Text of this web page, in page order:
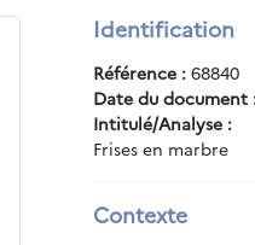
Identification
Référence : 68840
Date du document
Intitulé/Analyse :
Frises en marbre
Contexte